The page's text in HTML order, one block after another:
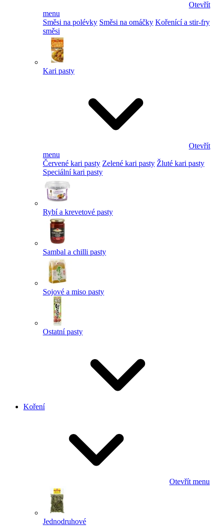
Otevřít
menu
Směsi na polévky Směsi na omáčky Kořenící a stir-fry
směsi
Kari pasty
Otevřít
menu
Červené kari pasty Zelené kari pasty Žluté kari pasty
Speciální kari pasty
Rybí a krevetové pasty
Sambal a chilli pasty
Sojové a miso pasty
Ostatní pasty
Koření
Otevřít menu
Jednodruhové